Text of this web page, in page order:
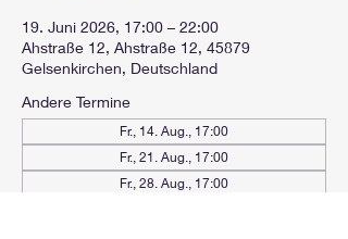
19. Juni 2026, 17:00 – 22:00
Ahstraße 12, Ahstraße 12, 45879
Gelsenkirchen, Deutschland
Andere Termine
Fr., 14. Aug., 17:00
Fr., 21. Aug., 17:00
Fr., 28. Aug., 17:00